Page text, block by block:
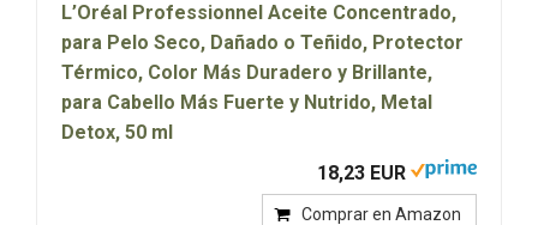
L’Oréal Professionnel Aceite Concentrado,
para Pelo Seco, Dañado o Teñido, Protector
Térmico, Color Más Duradero y Brillante,
para Cabello Más Fuerte y Nutrido, Metal
Detox, 50 ml
18,23 EUR
Comprar en Amazon